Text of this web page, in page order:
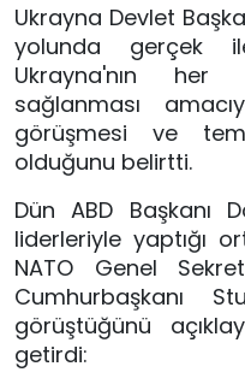
Ukrayna Devlet
yolunda gerçek
Ukrayna'nın her
sağlanması
görüşmesi ve
olduğunu belirtti.
Dün ABD Başkanı
liderleriyle yaptığı
NATO Genel
Cumhurbaşkanı
görüştüğünü
getirdi: